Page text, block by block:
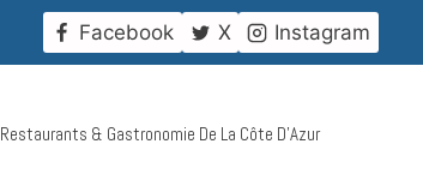
Facebook X Instagram
Restaurants & Gastronomie De La Côte D’Azur